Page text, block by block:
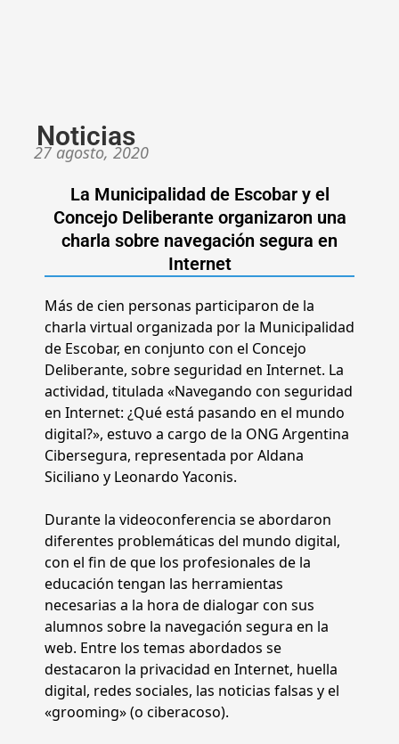
Noticias
27 agosto, 2020
La Municipalidad de Escobar y el
Concejo Deliberante organizaron una
charla sobre navegación segura en
Internet
Más de cien personas participaron de la
charla virtual organizada por la Municipalidad
de Escobar, en conjunto con el Concejo
Deliberante, sobre seguridad en Internet. La
actividad, titulada «Navegando con seguridad
en Internet: ¿Qué está pasando en el mundo
digital?», estuvo a cargo de la ONG Argentina
Cibersegura, representada por Aldana
Siciliano y Leonardo Yaconis.
Durante la videoconferencia se abordaron
diferentes problemáticas del mundo digital,
con el fin de que los profesionales de la
educación tengan las herramientas
necesarias a la hora de dialogar con sus
alumnos sobre la navegación segura en la
web. Entre los temas abordados se
destacaron la privacidad en Internet, huella
digital, redes sociales, las noticias falsas y el
«grooming» (o ciberacoso).